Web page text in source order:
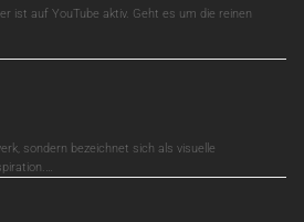
ist auf YouTube aktiv. Geht es um die reinen
sondern bezeichnet sich als visuelle